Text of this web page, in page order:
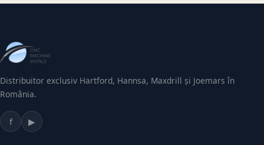
Distribuitor exclusiv Hartford, Hannsa, Maxdrill și Joemars în
România.
f ▶